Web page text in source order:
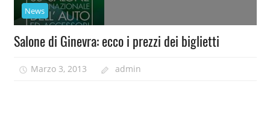
News
Salone di Ginevra: ecco i prezzi dei biglietti
Marzo 3, 2013 admin